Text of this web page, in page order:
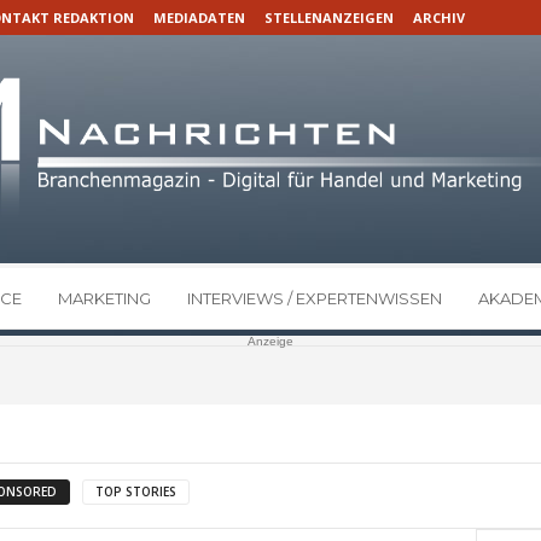
REDAKTION MEDIADATEN STELLENANZEIGEN ARCHIV
MARKETING INTERVIEWS / EXPERTENWISSEN
Anzeige
TOP STORIES